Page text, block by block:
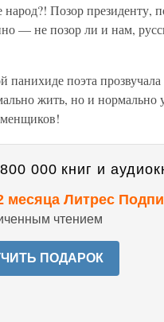
Позор президенту,
— не позор ли и нам,
панихиде поэта
жить, но и
000 книг и
месяца Литрес
чтением
ПОДАРОК